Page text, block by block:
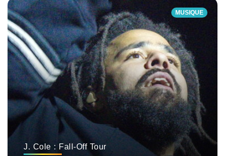
MUSIQUE
J. Cole : Fall-Off Tour